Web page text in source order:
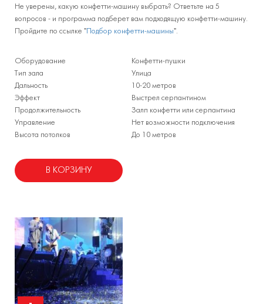
Не уверены, какую конфетти-машину выбрать? Ответьте на 5
вопросов - и программа подберет вам подходящую конфетти-машину.
Пройдите по ссылке " Подбор конфетти-машины".
Оборудование
Конфетти-пушки
Тип зала
Улица
Дальность
10-20 метров
Эффект
Выстрел серпантином
Продолжительность
Залп конфетти или серпантина
Управление
Нет возможности подключения
Высота потолков
До 10 метров
В КОРЗИНУ